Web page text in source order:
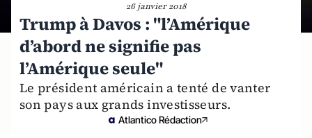
26 janvier 2018
Trump à Davos : "l’Amérique
d’abord ne signifie pas
l’Amérique seule"
Le président américain a tenté de vanter
son pays aux grands investisseurs.
Atlantico Rédaction